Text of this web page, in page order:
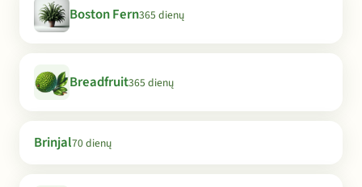
Boston Fern365 dienų
Breadfruit365 dienų
Brinjal70 dienų